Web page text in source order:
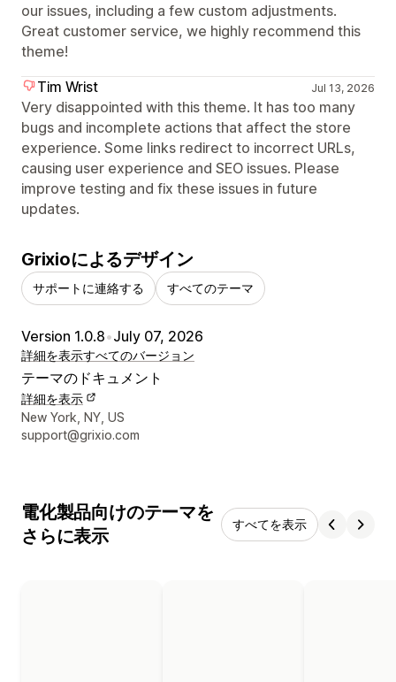
our issues, including a few custom adjustments.
Great customer service, we highly recommend this
theme!
Tim Wrist
Jul 13, 2026
Very disappointed with this theme. It has too many
bugs and incomplete actions that affect the store
experience. Some links redirect to incorrect URLs,
causing user experience and SEO issues. Please
improve testing and fix these issues in future
updates.
Grixioによるデザイン
サポートに連絡する すべてのテーマ
Version 1.0.8•July 07, 2026
詳細を表示すべてのバージョン
テーマのドキュメント
詳細を表示
デザイナーの連絡先情報
New York, NY, US
support@grixio.com
電化製品向けのテーマを
さらに表示
すべてを表示